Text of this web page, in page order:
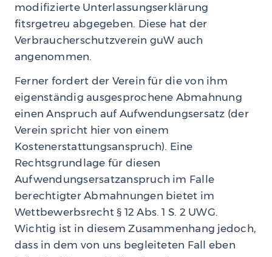
modifizierte Unterlassungserklärung
fitsrgetreu abgegeben. Diese hat der
Verbraucherschutzverein guW auch
angenommen.
Ferner fordert der Verein für die von ihm
eigenständig ausgesprochene Abmahnung
einen Anspruch auf Aufwendungsersatz (der
Verein spricht hier von einem
Kostenerstattungsanspruch). Eine
Rechtsgrundlage für diesen
Aufwendungsersatzanspruch im Falle
berechtigter Abmahnungen bietet im
Wettbewerbsrecht § 12 Abs. 1 S. 2 UWG.
Wichtig ist in diesem Zusammenhang jedoch,
dass in dem von uns begleiteten Fall eben